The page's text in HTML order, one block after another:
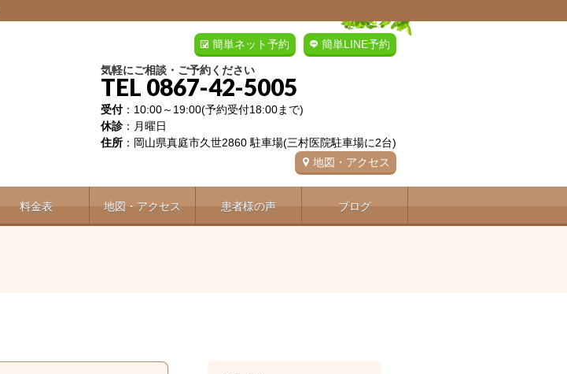
簡単LINE予約
簡単ネット予約
気軽にご相談・ご予約ください
TEL 0867-42-5005
受付：10:00～19:00(予約受付18:00まで)
休診：月曜日
住所 ：岡山県真庭市久世2860 駐車場(三村医院駐車場に2台)
地図・アクセス
料金表 地図・アクセス 患者様の声 ブログ